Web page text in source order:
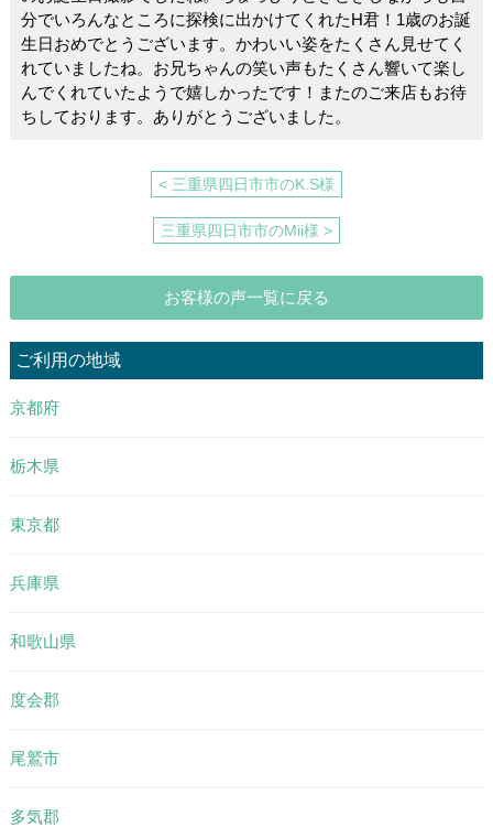
o
o
k
分でいろんなところに探検に出かけてくれたH君！1歳のお誕
生日おめでとうございます。かわいい姿をたくさん見せてく
れていましたね。お兄ちゃんの笑い声もたくさん響いて楽し
んでくれていたようで嬉しかったです！またのご来店もお待
ちしております。ありがとうございました。
< 三重県四日市市のK.S様
三重県四日市市のMii様 >
お客様の声一覧に戻る
ご利用の地域
京都府
栃木県
東京都
兵庫県
和歌山県
度会郡
尾鷲市
多気郡